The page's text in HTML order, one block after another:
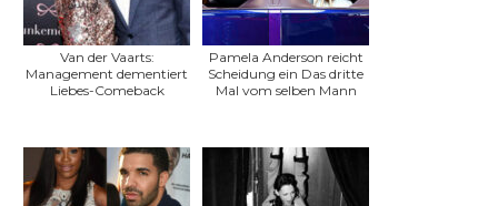
Van der Vaarts:
Management dementiert
Liebes-Comeback
Pamela Anderson reicht
Scheidung ein Das dritte
Mal vom selben Mann